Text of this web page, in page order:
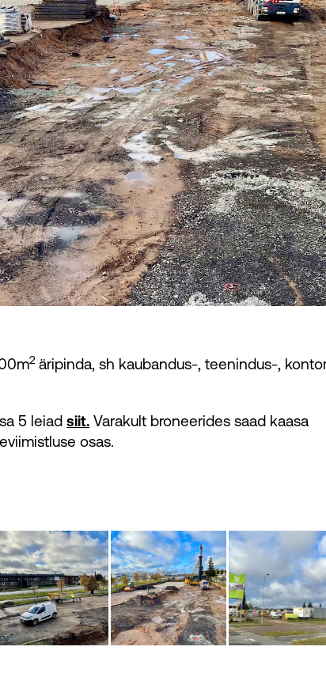
2 äripinda, sh kaubandus-, teenindus-,
5 leiad siit. Varakult broneerides saad kaasa
osas.